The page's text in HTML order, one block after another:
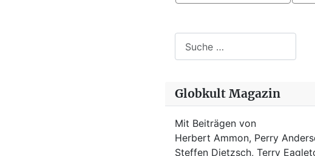
Globkult Magazin
Mit Beiträgen von
Herbert Ammon, Perry
Steffen Dietzsch, Terry